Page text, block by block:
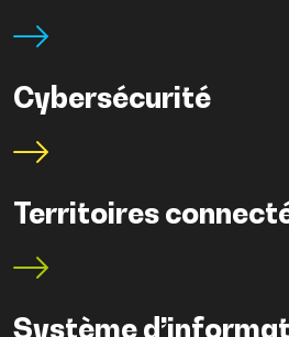
Cybersécurité
Territoires
Système